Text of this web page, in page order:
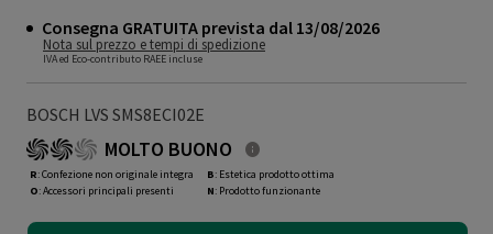
Consegna GRATUITA prevista dal 13/08/2026
Nota sul prezzo e tempi di spedizione
IVA ed Eco-contributo RAEE incluse
BOSCH LVS SMS8ECI02E
MOLTO BUONO
R: Confezione non originale integra
O: Accessori principali presenti
B: Estetica prodotto ottima
N: Prodotto funzionante